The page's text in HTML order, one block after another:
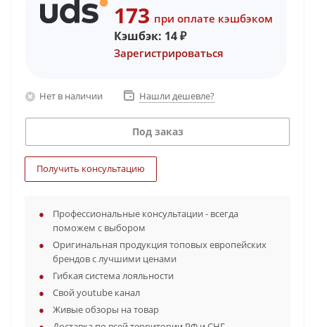
173 при оплате кэшбэком
Кэшбэк: 14₽
Зарегистрироваться
Нет в наличии Нашли дешевле?
Под заказ
Получить консультацию
Профессиональные консультации - всегда
поможем с выбором
Оригинальная продукция топовых европейских
брендов с лучшими ценами
Гибкая система лояльности
Свой youtube канал
Живые обзоры на товар